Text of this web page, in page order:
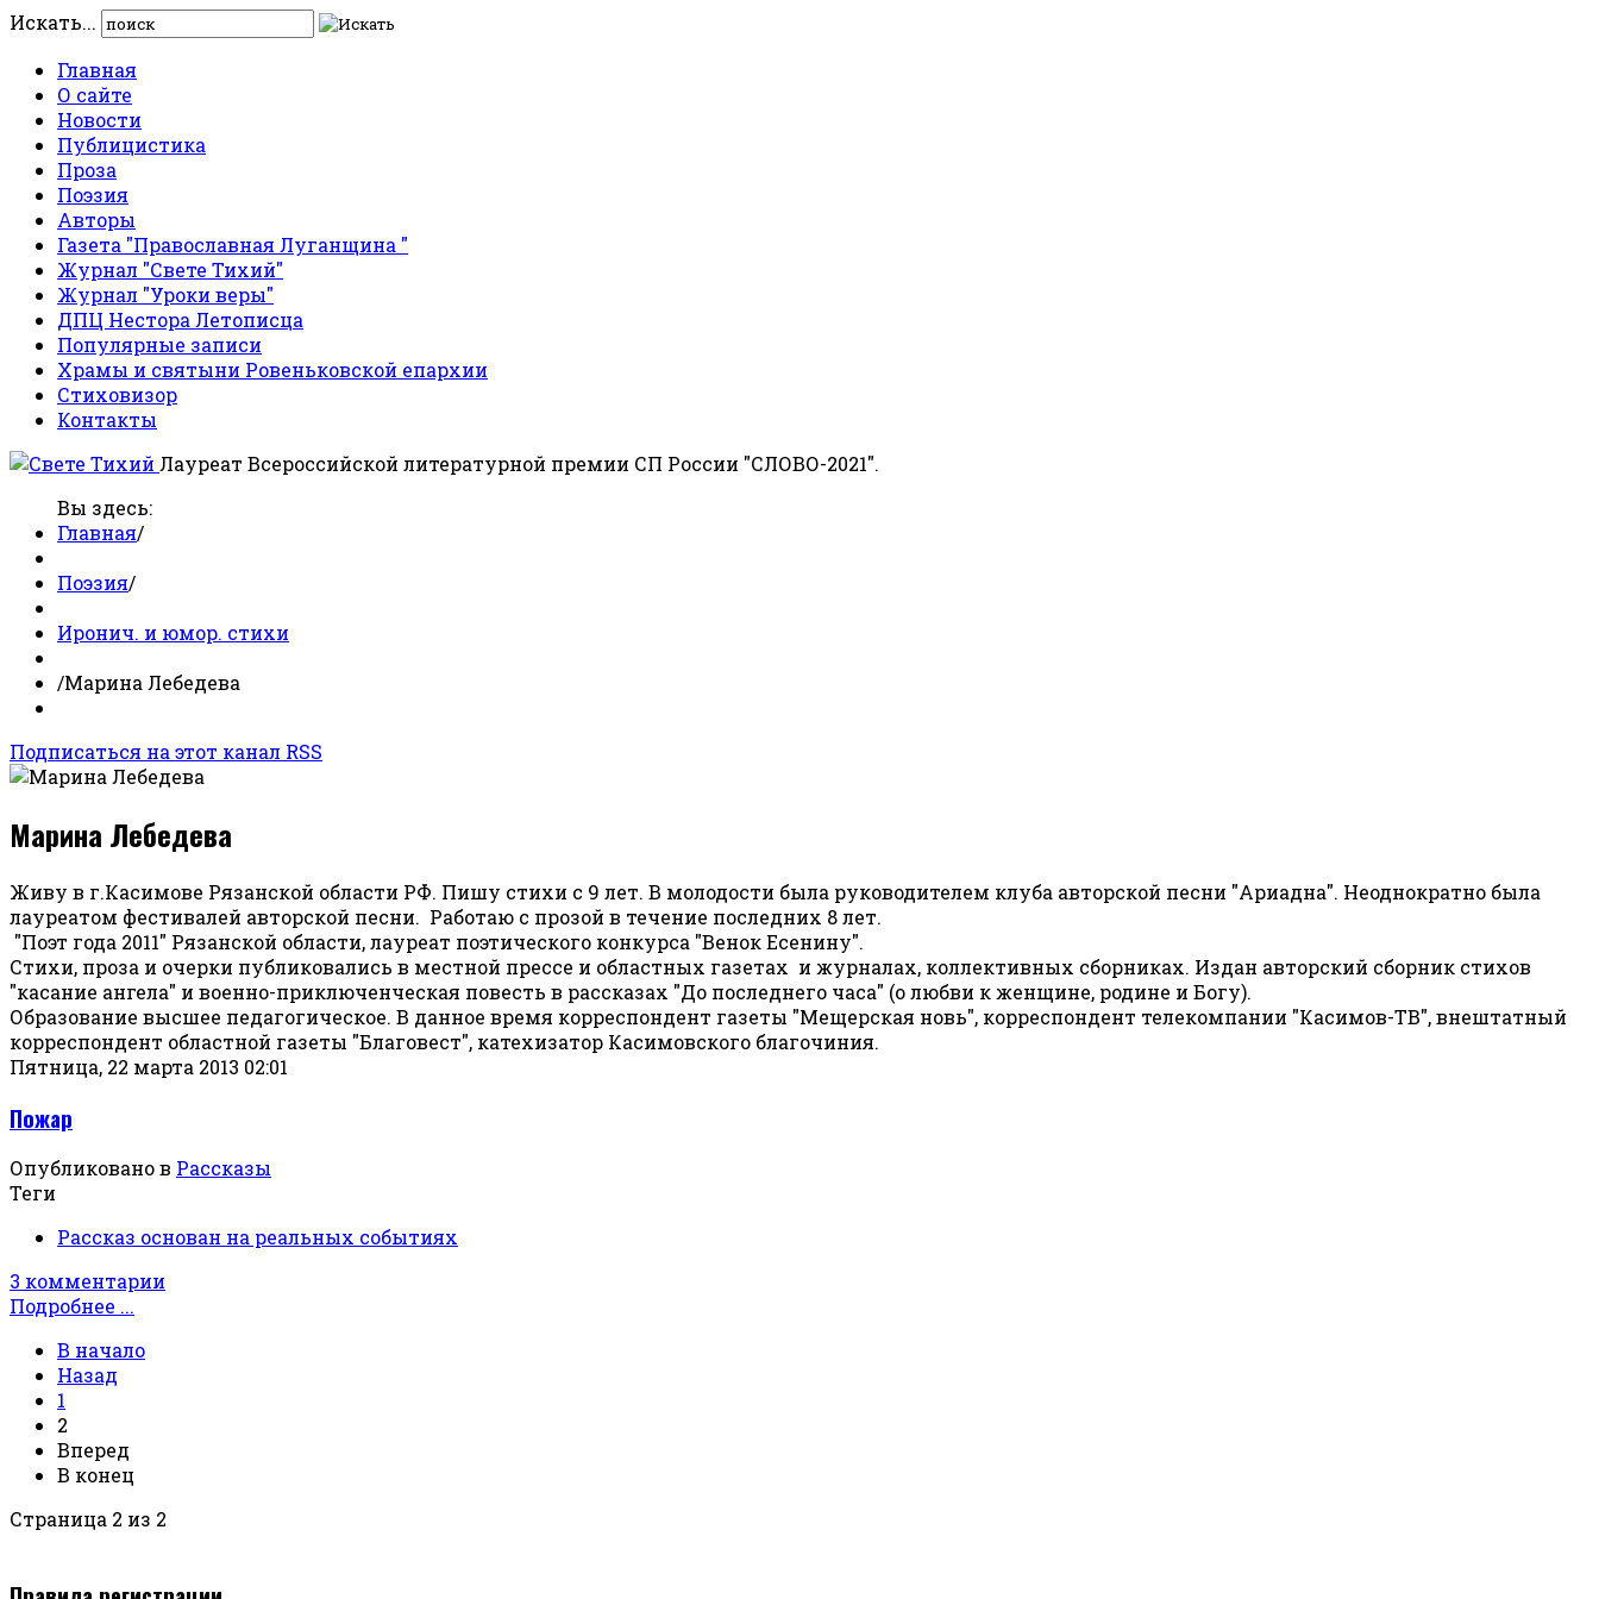
Искать...
Главная
О сайте
Новости
Публицистика
Проза
Поэзия
Авторы
Газета "Православная Луганщина "
Журнал "Свете Тихий"
Журнал "Уроки веры"
ДПЦ Нестора Летописца
Популярные записи
Храмы и святыни Ровеньковской епархии
Стиховизор
Контакты
Лауреат Всероссийской литературной премии СП России "СЛОВО-2021".
Вы здесь:
Главная/
Поэзия/
Иронич. и юмор. стихи
/Марина Лебедева
Подписаться на этот канал RSS
Марина Лебедева
Живу в г.Касимове Рязанской области РФ. Пишу стихи с 9 лет. В молодости была руководителем клуба авторской песни "Ариадна". Неоднократно была
лауреатом фестивалей авторской песни. Работаю с прозой в течение последних 8 лет.
"Поэт года 2011" Рязанской области, лауреат поэтического конкурса "Венок Есенину".
Стихи, проза и очерки публиковались в местной прессе и областных газетах и журналах, коллективных сборниках. Издан авторский сборник стихов
"касание ангела" и военно-приключенческая повесть в рассказах "До последнего часа" (о любви к женщине, родине и Богу).
Образование высшее педагогическое. В данное время корреспондент газеты "Мещерская новь", корреспондент телекомпании "Касимов-ТВ", внештатный
корреспондент областной газеты "Благовест", катехизатор Касимовского благочиния.
Пятница, 22 марта 2013 02:01
Пожар
Опубликовано в Рассказы
Теги
Рассказ основан на реальных событиях
3 комментарии
Подробнее ...
В начало
Назад
1
2
Вперед
В конец
Страница 2 из 2